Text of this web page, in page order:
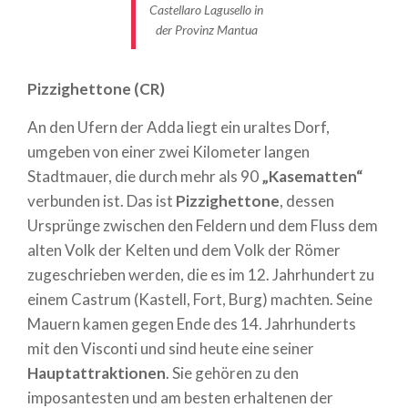
Verliebte ist. So zeichnet sich dieses kleine Juwel
inmitten der Moränen-Hügel von Mantua durch
seine Burg aus dem 12. Jahrhundert und seinen
eindrucksvollen herzförmigen See im Dorfzentrum
aus. Ein Ausflug hierher ist ein schönes Geschenk für
sich selbst oder einen lieben Menschen, um in einem
der„Schönsten Dörfer Italiens“einen Tag lang ein
Märchen zu erleben. Ein Besuch im Frühling
bedeutet, seine Farbenpracht zu entdecken, die
bunten Blumen, die auf den Feldern ringsherum
blühen, und die das Dorf bei seinem alljährlichen
Blumenfest hochleben lässt.
Castellaro Lagusello
ist einfach mit dem Auto
erreichbar und verfügt über einen Parkplatz am
Stadtmauer, über eine Tür mit Zugbrücke. Die
Castellaro Lagusello in
der Provinz Mantua
Pizzighettone (CR)
An den Ufern der Adda liegt ein uraltes Dorf,
umgeben von einer zwei Kilometer langen
Stadtmauer, die durch mehr als 90„Kasematten“
verbunden ist. Das ist Pizzighettone, dessen
Ursprünge zwischen den Feldern und dem Fluss dem
alten Volk der Kelten und dem Volk der Römer
zugeschrieben werden, die es im 12. Jahrhundert zu
einem Castrum (Kastell, Fort, Burg) machten. Seine
Mauern kamen gegen Ende des 14. Jahrhunderts
mit den Visconti und sind heute eine seiner
Hauptattraktionen. Sie gehören zu den
imposantesten und am besten erhaltenen der